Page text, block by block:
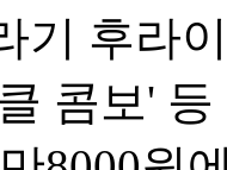
기 후라
콤보'